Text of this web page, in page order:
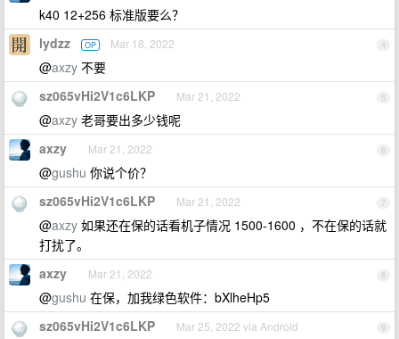
k40 12+256 标准版要么？
4
lydzz OP Mar 18, 2022
@axzy 不要
5
sz065vHi2V1c6LKP Mar 21, 2022
@axzy 老哥要出多少钱呢
6
axzy Mar 21, 2022
@gushu 你说个价？
7
sz065vHi2V1c6LKP Mar 21, 2022
@axzy 如果还在保的话看机子情况 1500-1600 ，不在保的话就
打扰了。
8
axzy Mar 21, 2022
@gushu 在保，加我绿色软件：bXlheHp5
9
sz065vHi2V1c6LKP Mar 25, 2022 via Android